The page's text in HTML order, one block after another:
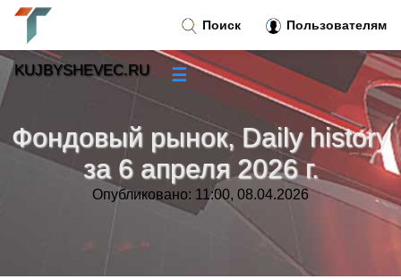
Фондовый рынок, Daily history
за 6 апреля 2026 г.
Опубликовано: 11:00, 08.04.2026
Поиск Пользователям
KUJBYSHEVEC.RU ☰
»
Тренды новостей »
»